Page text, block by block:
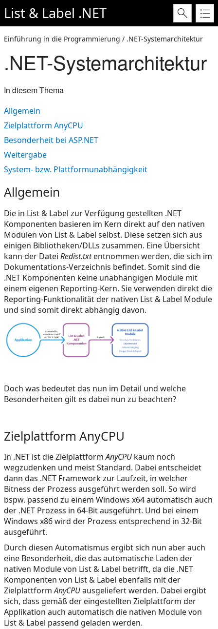
List & Label .NET
Einführung in die Programmierung / .NET-Systemarchitektur
.NET-Systemarchitektur
In diesem Thema
Allgemein
Zielplattform AnyCPU
Besonderheit bei ASP.NET
Weitergabe
System- bzw. Plattformunabhängigkeit
Allgemein
Die in List & Label zur Verfügung gestellten .NET
Komponenten basieren im Kern direkt auf den nativen
Modulen von List & Label selbst. Diese setzen sich aus
einigen Bibliotheken/DLLs zusammen. Eine Übersicht
kann der Datei Redist.txtentnommen werden, die sich im
Dokumentations-Verzeichnis befindet. Somit sind die
.NET Komponenten keine unabhängigen Module mit
einem eigenen Reporting-Kern. Sie verwenden direkt die
Reporting-Funktionalität der nativen List & Label Module
und sind somit direkt abhängig davon.
Doch was bedeutet das nun im Detail und welche
Besonderheiten gilt es dabei nun zu beachten?
Zielplattform AnyCPU
In .NET ist die ZielplattformAnyCPU kaum noch
wegzudenken und meist Standard. Dabei entscheidet
dann das .NET Framework zur Laufzeit, in welcher
Bitness der Prozess ausgeführt werden soll. So wird
bspw. passend zu einem Windows x64 automatisch auch
der .NET Prozess in 64-Bit ausgeführt. Und bei einem
Windows x86 wird der Prozess entsprechend in 32-Bit
ausgeführt.
Durch diesen Automatismus ergibt sich nun aber auch
eine Besonderheit, die das automatische Laden der
nativen Module von List & Label betrifft, da die .NET
Komponenten von List & Label ebenfalls mit der
ZielplattformAnyCPUausgeliefert werden. Dabei ergibt
sich, dass gemäß der eingestellten Zielplattform der
Applikation auch automatisch die nativen Module von
List & Label passend geladen werden.